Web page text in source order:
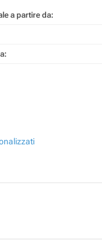
a partire da: